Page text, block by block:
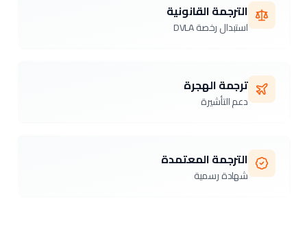
الترجمة القانونية
استبدال رخصة DVLA
ترجمة الهجرة
دعم التأشيرة
الترجمة المعتمدة
شهادة رسمية